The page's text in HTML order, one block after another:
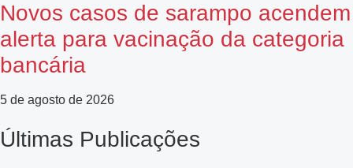
Novos casos de sarampo acendem
alerta para vacinação da categoria
bancária
5 de agosto de 2026
Últimas Publicações